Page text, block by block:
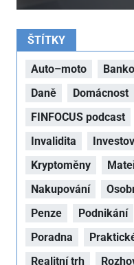
ŠTÍTKY
Auto–moto
Daně
Domácnost
FINFOCUS podcast
Invalidita
Kryptoměny
Nakupování
Penze
Podnikání
Poradna
Realitní trh